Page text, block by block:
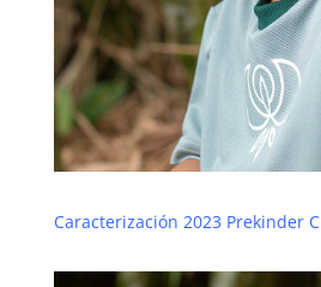
Caracterización 2023 Prekinder C